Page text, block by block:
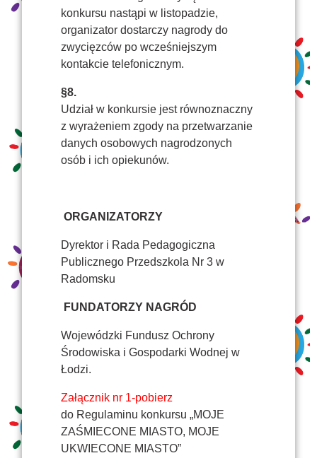
konkursu nastąpi w listopadzie,
organizator dostarczy nagrody do
zwycięzców po wcześniejszym
kontakcie telefonicznym.
§8.
Udział w konkursie jest równoznaczny
z wyrażeniem zgody na przetwarzanie
danych osobowych nagrodzonych
osób i ich opiekunów.
ORGANIZATORZY
Dyrektor i Rada Pedagogiczna
Publicznego Przedszkola Nr 3 w
Radomsku
FUNDATORZY NAGRÓD
Wojewódzki Fundusz Ochrony
Środowiska i Gospodarki Wodnej w
Łodzi.
Załącznik nr 1-pobierz
do Regulaminu konkursu „MOJE
ZAŚMIECONE MIASTO, MOJE
UKWIECONE MIASTO”